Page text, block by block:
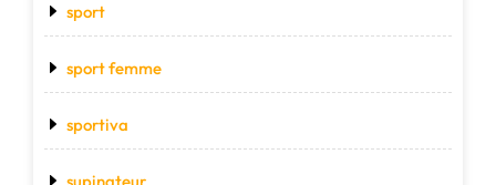
sport
sport femme
sportiva